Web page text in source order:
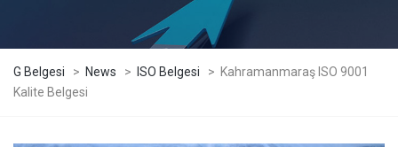
G Belgesi > News > ISO Belgesi > Kahramanmaraş ISO 9001
Kalite Belgesi